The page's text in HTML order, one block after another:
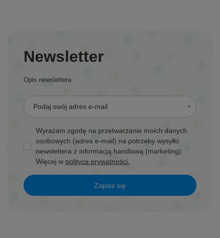
Newsletter
Opis newslettera
Podaj swój adres e-mail
Wyrażam zgodę na przetwarzanie moich danych
osobowych (adres e-mail) na potrzeby wysyłki
newslettera z informacją handlową (marketing).
Więcej w polityce prywatności.
Zapisz się